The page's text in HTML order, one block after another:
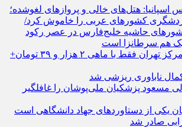
اسپانیا: هتل‌های خالی و پروازهای لغوشده؛
کشورهای عربی را خاموش کرد/
حاشیه خلیج‌فارس در عصر رکود
هم سرطانزا است
اجاره خانه در مرکز تهران فقط با ماهی ۲ هزار و ۳۹ تومان+
ناباوری ریزشی شد
مسعود پزشکیان ملی‌پوشان را غافلگیر
یکی از دستاوردهای جهاد دانشگاهی است
صادر شد